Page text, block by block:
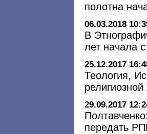
полотна
06.03.2018
В
лет начала
25.12.2017
Теология,
29.09.2017
передать